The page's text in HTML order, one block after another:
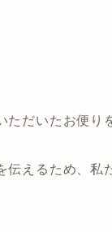
ただいたお便り
伝えるため、